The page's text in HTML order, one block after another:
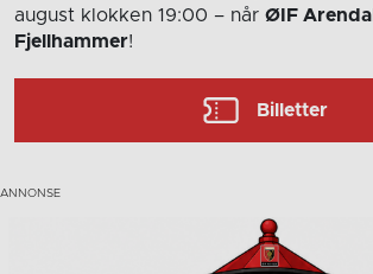
august klokken 19:00 – når ØIF Arendal
Fjellhammer!
Billetter